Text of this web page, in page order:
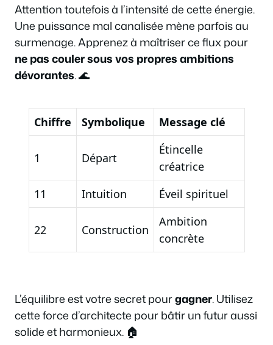
Attention toutefois à l’intensité de cette énergie.
Une puissance mal canalisée mène parfois au
surmenage. Apprenez à maîtriser ce flux pour
ne pas couler sous vos propres ambitions
dévorantes. 🌊
Chiffre Symbolique Message clé
1 Départ
Étincelle
créatrice
11
Intuition Éveil spirituel
22 Construction
Ambition
concrète
L’équilibre est votre secret pourgagner. Utilisez
cette force d’architecte pour bâtir un futur aussi
solide et harmonieux. 🏠